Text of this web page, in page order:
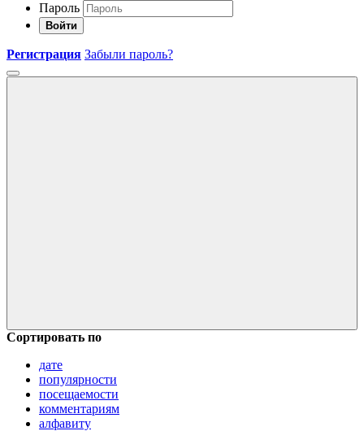
Пароль
Войти
Регистрация Забыли пароль?
Сортировать по
дате
популярности
посещаемости
комментариям
алфавиту